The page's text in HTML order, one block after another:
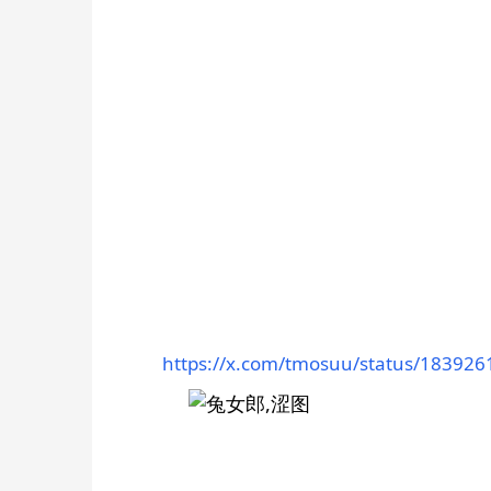
https://x.com/tmosuu/status/